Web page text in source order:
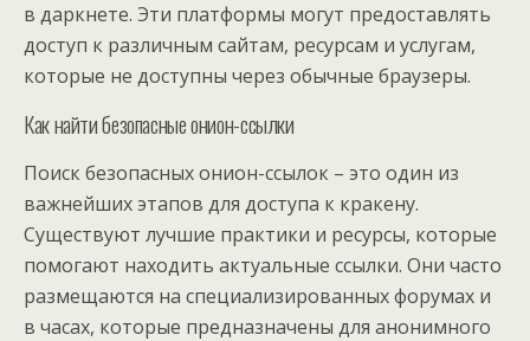
в даркнете. Эти платформы могут предоставлять
доступ к различным сайтам, ресурсам и услугам,
которые не доступны через обычные браузеры.
Как найти безопасные онион-ссылки
Поиск безопасных онион-ссылок – это один из
важнейших этапов для доступа к кракену.
Существуют лучшие практики и ресурсы, которые
помогают находить актуальные ссылки. Они часто
размещаются на специализированных форумах и
в часах, которые предназначены для анонимного